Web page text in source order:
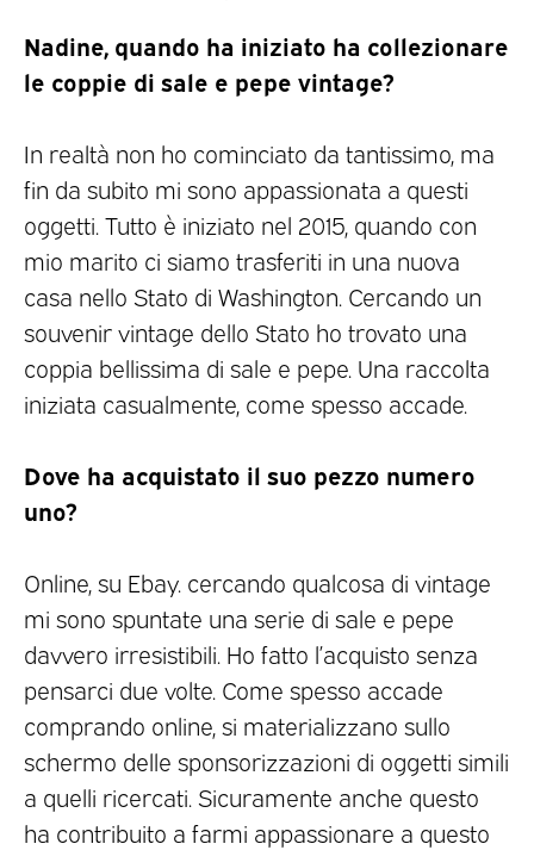
Nadine, quando ha iniziato ha collezionare
le coppie di sale e pepe vintage?
In realtà non ho cominciato da tantissimo, ma
fin da subito mi sono appassionata a questi
oggetti. Tutto è iniziato nel 2015, quando con
mio marito ci siamo trasferiti in una nuova
casa nello Stato di Washington. Cercando un
souvenir vintage dello Stato ho trovato una
coppia bellissima di sale e pepe. Una raccolta
iniziata casualmente, come spesso accade.
Dove ha acquistato il suo pezzo numero
uno?
Online, su Ebay. cercando qualcosa di vintage
mi sono spuntate una serie di sale e pepe
davvero irresistibili. Ho fatto l’acquisto senza
pensarci due volte. Come spesso accade
comprando online, si materializzano sullo
schermo delle sponsorizzazioni di oggetti simili
a quelli ricercati. Sicuramente anche questo
ha contribuito a farmi appassionare a questo